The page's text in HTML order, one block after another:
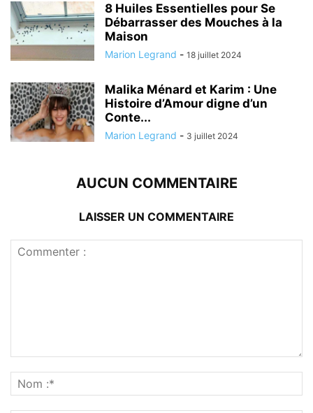
8 Huiles Essentielles pour Se
Débarrasser des Mouches à la
Maison
Marion Legrand - 18 juillet 2024
Malika Ménard et Karim : Une
Histoire d’Amour digne d’un
Conte...
Marion Legrand - 3 juillet 2024
AUCUN COMMENTAIRE
LAISSER UN COMMENTAIRE